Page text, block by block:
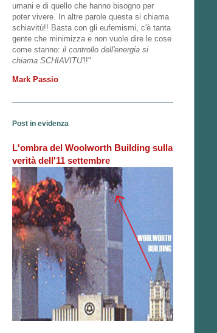
umani e di quello che hanno bisogno per
poter vivere. In altre parole questa si chiama
schiavitù!! Basta con gli eufemismi, c'è tanta
gente che minimizza e non vuole dire le cose
come stanno: il controllo dell'energia si
chiama SCHIAVITU'!!"
Mark Passio
Post in evidenza
L'ombra del Woolworth Building sulla
verità dell'11 settembre